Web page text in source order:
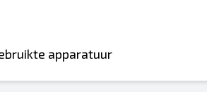
apparatuur